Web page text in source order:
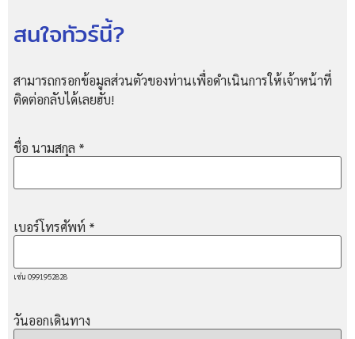
สนใจทัวร์นี้?
สามารถกรอกข้อมูลส่วนตัวของท่านเพื่อดำเนินการให้เจ้าหน้าที่
ติดต่อกลับได้เลยฮับ!
ชื่อ นามสกุล *
เบอร์โทรศัพท์ *
เช่น 0991952828
วันออกเดินทาง